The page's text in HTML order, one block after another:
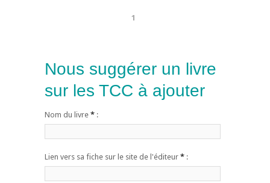
1
Nous suggérer un livre
sur les TCC à ajouter
Nom du livre * :
Lien vers sa fiche sur le site de l'éditeur * :